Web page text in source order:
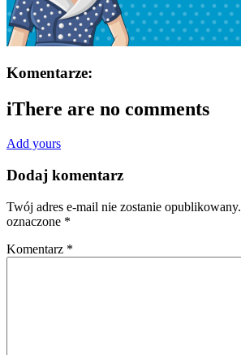
Komentarze:
iThere are no comments
Add yours
Dodaj komentarz
Twój adres e-mail nie zostanie opublikowany.
oznaczone *
Komentarz *